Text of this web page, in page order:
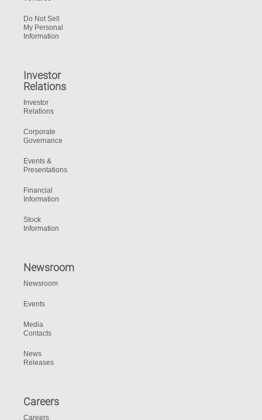
Do Not Sell
My Personal
Information
Investor
Relations
Investor
Relations
Corporate
Governance
Events &
Presentations
Financial
Information
Stock
Information
Newsroom
Newsroom
Events
Media
Contacts
News
Releases
Careers
Careers